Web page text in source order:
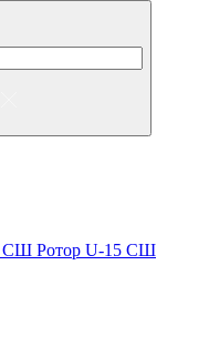
СШ Ротор U-15 СШ